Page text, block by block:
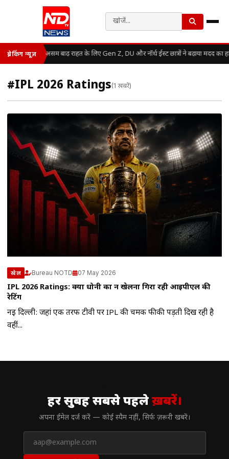
ब्रेकिंग न्यूज़ असम बाढ़ राहत के लिए Gen Z, DU और नॉर्थ ईस्ट छात्रों ने बढ़ाया मदद का
#IPL 2026 Ratings(1 खबरें)
खेल Bureau NOTD 07 May 2026
IPL 2026 Ratings: क्या धोनी का न खेलना गिरा रही आईपीएल की
रेटिंग
नई दिल्ली: जहां एक तरफ टीवी पर IPL की चमक फीकी पड़ती दिख रही है
वहीं...
हर सुबह सबसे पहलेख़बरें।
अपना ईमेल दर्ज करें — कोई स्पैम नहीं, सिर्फ ज़रूरी खबरें।